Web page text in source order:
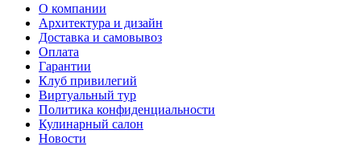
О компании
Архитектура и дизайн
Доставка и самовывоз
Оплата
Гарантии
Клуб привилегий
Виртуальный тур
Политика конфиденциальности
Кулинарный салон
Новости